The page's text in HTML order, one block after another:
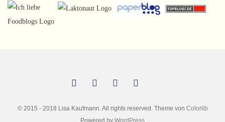
© 2015 - 2018 Lisa Kaufmann. All rights reserved. Theme von Colorlib
Powered by WordPress